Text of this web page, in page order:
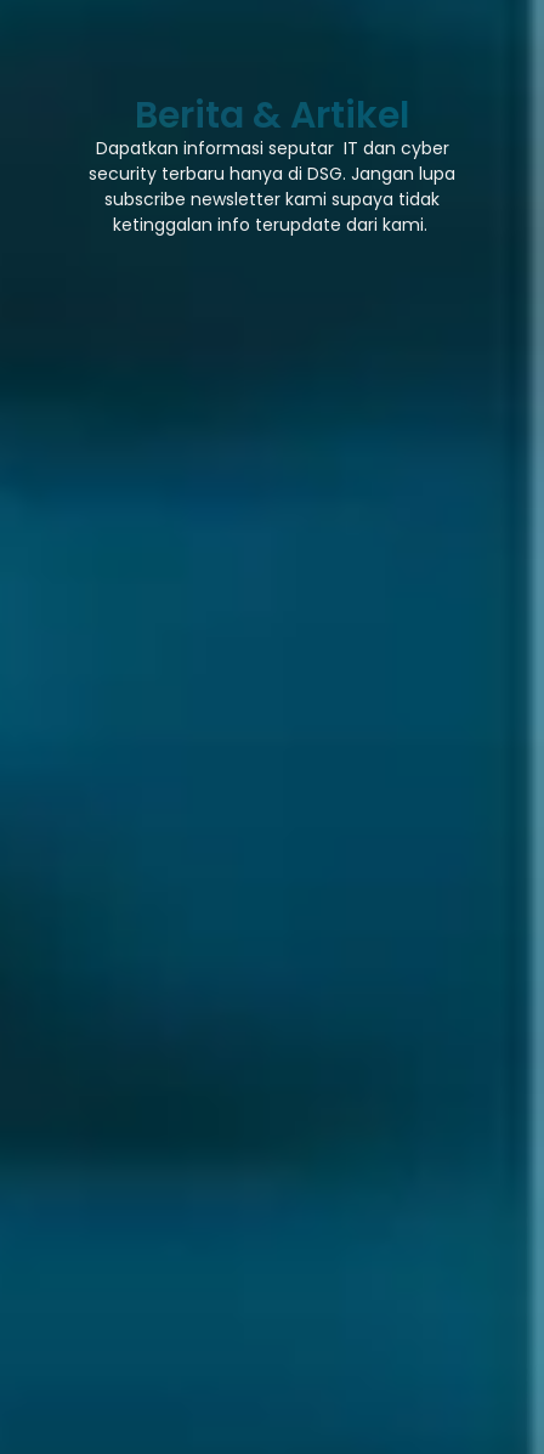
Berita & Artikel
Dapatkan informasi seputar IT dan cyber
security terbaru hanya di DSG. Jangan lupa
subscribe newsletter kami supaya tidak
ketinggalan info terupdate dari kami.